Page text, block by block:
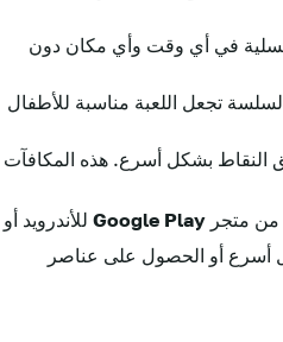
في أي وقت وأي مكان دون
تجعل اللعبة مناسبة للأطفال
النقاط بشكل أسرع. هذه المكافآت
من متجر Google Play للأندرويد أو
أسرع أو الحصول على عناصر